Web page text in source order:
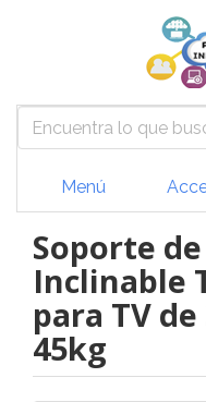
Menú
Soporte
Inclinable
para TV
45kg